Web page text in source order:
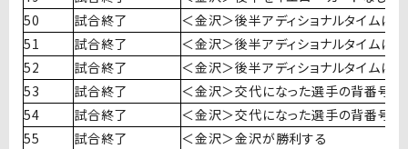
50
試合終了
＜金沢＞後半アディショナルタイムに
51
試合終了
＜金沢＞後半アディショナルタイムに
52
試合終了
＜金沢＞後半アディショナルタイムに
53
試合終了
＜金沢＞交代になった選手の背番号を
54
試合終了
＜金沢＞交代になった選手の背番号を
55
試合終了
＜金沢＞金沢が勝利する